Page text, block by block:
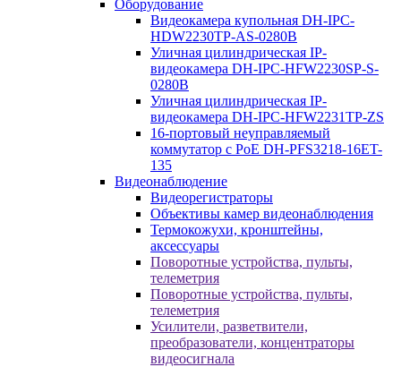
Оборудование
Видеокамера купольная DH-IPC-
HDW2230TP-AS-0280B
Уличная цилиндрическая IP-
видеокамера DH-IPC-HFW2230SP-S-
0280B
Уличная цилиндрическая IP-
видеокамера DH-IPC-HFW2231TP-ZS
16-портовый неуправляемый
коммутатор с РоЕ DH-PFS3218-16ET-
135
Видеонаблюдение
Видеорегистраторы
Объективы камер видеонаблюдения
Термокожухи, кронштейны,
аксессуары
Поворотные устройства, пульты,
телеметрия
Поворотные устройства, пульты,
телеметрия
Усилители, разветвители,
преобразователи, концентраторы
видеосигнала